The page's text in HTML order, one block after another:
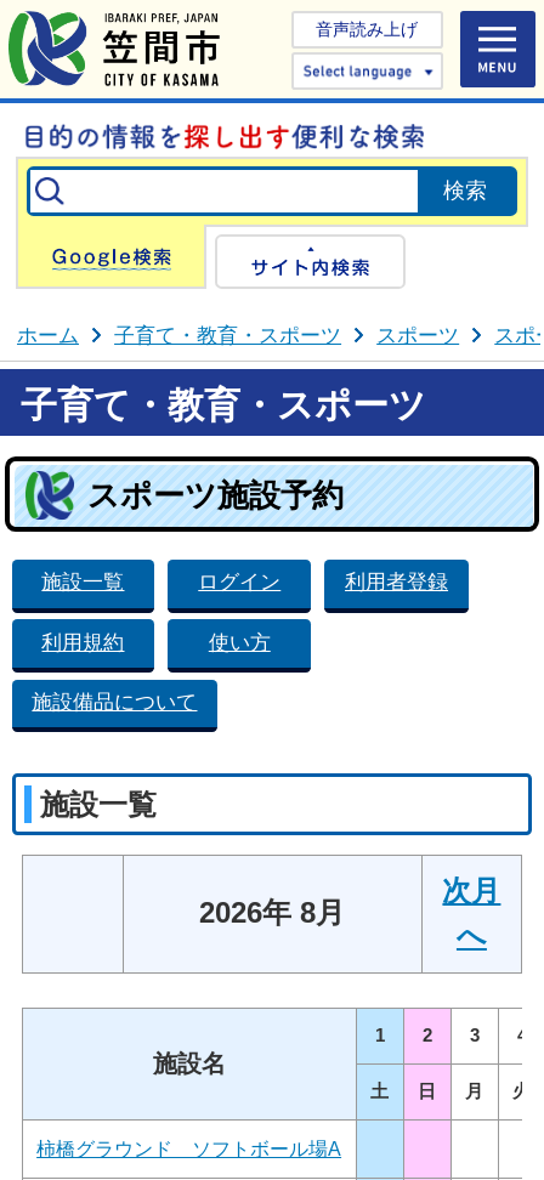
音声読み上げ
Select
Google検索
ホーム 子育て・教育・スポーツ スポーツ スポ
子育て・教育・スポーツ
スポーツ施設予約
施設一覧 ログイン 利用者登録
利用規約 使い方
施設備品について
施設一覧
2026年 8月
次月
へ
施設名
1 2 3 4
土 日 月 火
柿橋グラウンド ソフトボール場A